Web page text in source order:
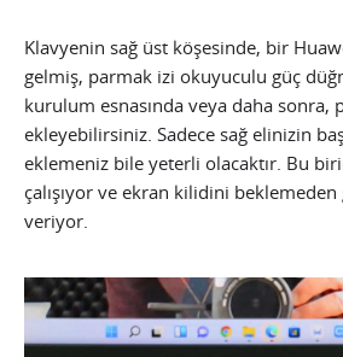
Klavyenin sağ üst köşesinde, bir
gelmiş, parmak izi okuyuculu güç
kurulum esnasında veya daha sonra,
ekleyebilirsiniz. Sadece sağ elinizin
eklemeniz bile yeterli olacaktır. Bu
çalışıyor ve ekran kilidini
veriyor.